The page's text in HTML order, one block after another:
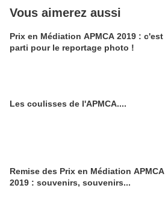
Vous aimerez aussi
Prix en Médiation APMCA 2019 : c'est
parti pour le reportage photo !
Les coulisses de l'APMCA....
Remise des Prix en Médiation APMCA
2019 : souvenirs, souvenirs...